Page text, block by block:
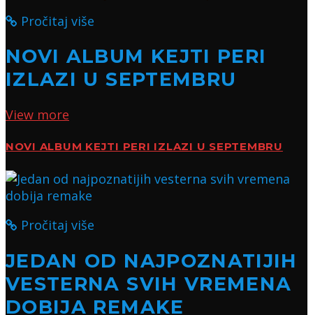
Pročitaj više
NOVI ALBUM KEJTI PERI
IZLAZI U SEPTEMBRU
View more
NOVI ALBUM KEJTI PERI IZLAZI U SEPTEMBRU
Pročitaj više
JEDAN OD NAJPOZNATIJIH
VESTERNA SVIH VREMENA
DOBIJA REMAKE